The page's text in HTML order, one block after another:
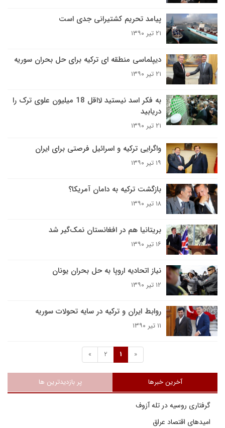
پیامد تحریم کشتیرانی جدی است
۲۱ تیر ۱۳۹۰
دیپلماسی منطقه ای ترکیه برای حل بحران سوریه
۲۱ تیر ۱۳۹۰
به فکر اسد نیستید لااقل 18 میلیون علوی ترک را
دریابید
۲۱ تیر ۱۳۹۰
واگرایی ترکیه و اسرائیل فرصتی برای ایران
۱۹ تیر ۱۳۹۰
بازگشت ترکیه به دامان آمریکا؟
۱۸ تیر ۱۳۹۰
بریتانیا هم در افغانستان نمک‌گیر شد
۱۶ تیر ۱۳۹۰
نیاز اتحادیه اروپا به حل بحران یونان
۱۲ تیر ۱۳۹۰
روابط ایران و ترکیه در سایه تحولات سوریه
۱۱ تیر ۱۳۹۰
«
1
2
»
آخرین خبرها پر بازدیدترین ها
گرفتاری روسیه در تله آزوف
امیدهای اقتصاد عراق